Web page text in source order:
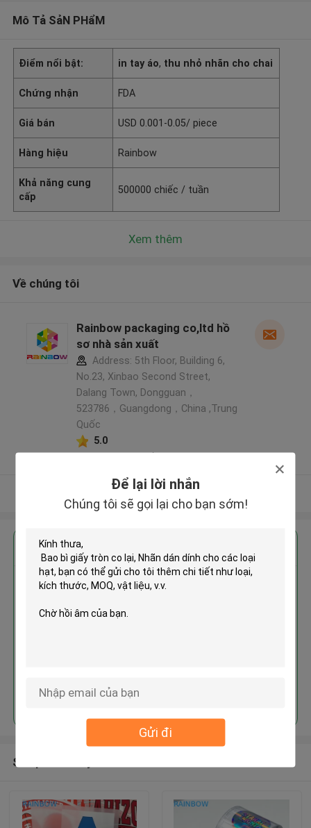
Để lại lời nhắn
Chúng tôi sẽ gọi lại cho bạn sớm!
Gửi đi
Mô Tả SảN PHẩM
Điểm nổi bật: in tay áo, thu nhỏ nhãn cho chai
Chứng nhận FDA
Giá bán USD 0.001-0.05/ piece
Hàng hiệu Rainbow
Khả năng cung
cấp
500000 chiếc / tuần
Xem thêm
Về chúng tôi
Rainbow packaging co,ltd hồ
sơ nhà sản xuất
Address: 5th Floor, Building 6,
No.23, Xinbao Second Street,
Dalang Town, Dongguan，
523786，Guangdong，China ,Trung
Quốc
5.0
Xem thêm
Bao bì giấy tròn co lại, Nhãn dán
Tiếp tục
Sản phẩm khuyến cáo